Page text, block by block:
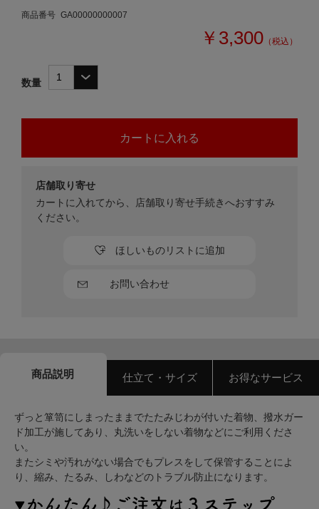
商品番号 GA00000000007
￥3,300 （税込）
数量
お問い合わせ
ほしいものリストに追加
店舗取り寄せ
カートに入れてから、店舗取り寄せ手続きへおすすみ
ください。
商品説明 仕立て・サイズ お得なサービス
ずっと箪笥にしまったままでたたみじわが付いた着物、撥水ガー
ド加工が施してあり、丸洗いをしない着物などにご利用くださ
い。
またシミや汚れがない場合でもプレスをして保管することによ
り、縮み、たるみ、しわなどのトラブル防止になります。